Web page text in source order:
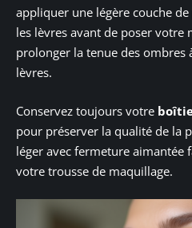
appliquer une légère couche
les lèvres avant de poser votre
prolonger la tenue des ombres
lèvres.
Conservez toujours votre
pour préserver la qualité de la
léger avec fermeture aimantée
votre trousse de maquillage.